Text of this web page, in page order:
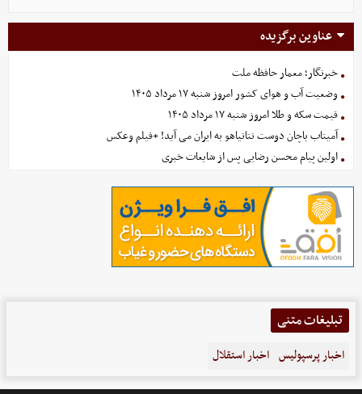
عناوین برگزیده
خبرنگار؛ معمار حافظه ملت
وضعیت آب و هوای کشور امروز شنبه ۱۷ مرداد ۱۴۰۵
قیمت سکه و طلا امروز شنبه ۱۷ مرداد ۱۴۰۵
آمیتاب باچان دوست نتانیاهو به ایران می آید! +فیلم وعکس
اولین پیام محسن رضایی پس از شایعات خبری
تبلیغات متنی
اخبار پرسپولیس اخبار استقلال